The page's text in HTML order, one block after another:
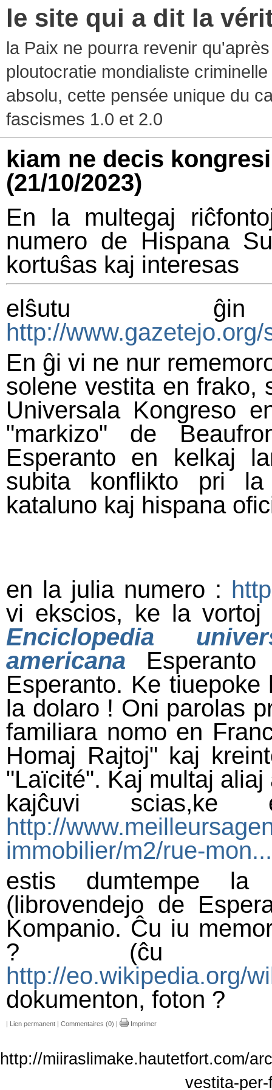
le site qui a dit la
la Paix ne pourra revenir
ploutocratie mondialiste
absolu, cette pensée unique du
fascismes 1.0 et 2.0
kiam ne decis
(21/10/2023)
En la multegaj
numero de Hispana
kortuŝas kaj interesas
elŝutu
http://
En ĝi vi ne nur
solene vestita en frako,
Universala Kongreso
"markizo" de
Esperanto en kelkaj
subita konflikto pri
kataluno kaj hispana
en la julia numero :
vi ekscios, ke la vortoj
Enciclopedia
americana
Esperanto. Ke
la dolaro ! Oni parolas
familiara nomo en
Homaj Rajtoj" kaj
"Laïcité". Kaj multaj aliaj
kajĉuvi
http://
immobilier/m2/rue-mon...
estis dumtempe la
(librovendejo de
Kompanio. Ĉu iu
? (ĉu
http://eo.wikipedia.org/
dokumenton, foton ?
| Lien permanent | Commentaires (0) | Imprimer
http://miiraslimake.hautetfort.com/
vestita-